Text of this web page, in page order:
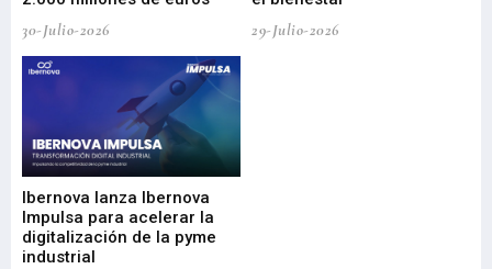
30-Julio-2026
29-Julio-2026
Ibernova lanza Ibernova
Impulsa para acelerar la
digitalización de la pyme
industrial